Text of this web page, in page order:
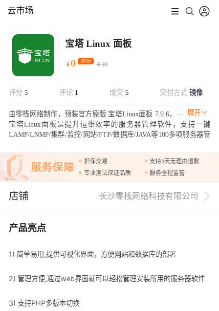
云市场
宝塔 Linux 面板
￥0 限时价
￥10
评分 5 评论 1 成交 5 交付方式镜像
展开
由零栈网络制作，预装官方原版 宝塔Linux面板 7.9.6，
宝塔Linux面板是提升运维效率的服务器管理软件，支持一键
LAMP/LNMP/集群/监控/网站/FTP/数据库/JAVA等100多项服务器管
担保交易
支持5天无理由退款
专业测试保证品质
服务全程监管
店铺 长沙零栈网络科技有限公司
产品亮点
1) 简单易用,提供可视化界面，方便网站和数据库的部署
2) 管理方便,通过web界面就可以轻松管理安装所用的服务器软件
3) 支持PHP多版本切换